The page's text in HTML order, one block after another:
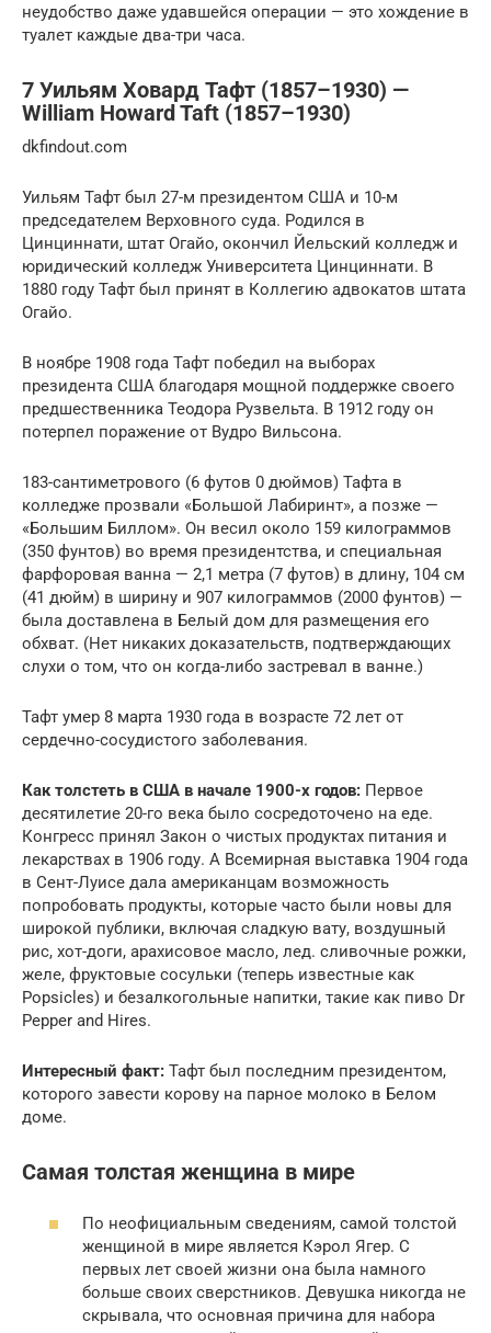
неудобство даже удавшейся операции — это хождение в
туалет каждые два-три часа.
7 Уильям Ховард Тафт (1857–1930) —
William Howard Taft (1857–1930)
dkfindout.com
Уильям Тафт был 27-м президентом США и 10-м
председателем Верховного суда. Родился в
Цинциннати, штат Огайо, окончил Йельский колледж и
юридический колледж Университета Цинциннати. В
1880 году Тафт был принят в Коллегию адвокатов штата
Огайо.
В ноябре 1908 года Тафт победил на выборах
президента США благодаря мощной поддержке своего
предшественника Теодора Рузвельта. В 1912 году он
потерпел поражение от Вудро Вильсона.
183-сантиметрового (6 футов 0 дюймов) Тафта в
колледже прозвали «Большой Лабиринт», а позже —
«Большим Биллом». Он весил около 159 килограммов
(350 фунтов) во время президентства, и специальная
фарфоровая ванна — 2,1 метра (7 футов) в длину, 104 см
(41 дюйм) в ширину и 907 килограммов (2000 фунтов) —
была доставлена ​​в Белый дом для размещения его
обхват. (Нет никаких доказательств, подтверждающих
слухи о том, что он когда-либо застревал в ванне.)
Тафт умер 8 марта 1930 года в возрасте 72 лет от
сердечно-сосудистого заболевания.
Как толстеть в США в начале 1900-х годов: Первое
десятилетие 20-го века было сосредоточено на еде.
Конгресс принял Закон о чистых продуктах питания и
лекарствах в 1906 году. А Всемирная выставка 1904 года
в Сент-Луисе дала американцам возможность
попробовать продукты, которые часто были новы для
широкой публики, включая сладкую вату, воздушный
рис, хот-доги, арахисовое масло, лед. сливочные рожки,
желе, фруктовые сосульки (теперь известные как
Popsicles) и безалкогольные напитки, такие как пиво Dr
Pepper and Hires.
Интересный факт: Тафт был последним президентом,
которого завести корову на парное молоко в Белом
доме.
Самая толстая женщина в мире
По неофициальным сведениям, самой толстой
женщиной в мире является Кэрол Ягер. С
первых лет своей жизни она была намного
больше своих сверстников. Девушка никогда не
скрывала, что основная причина для набора